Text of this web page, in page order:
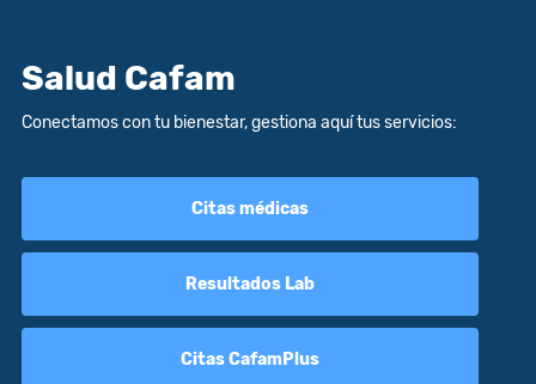
Salud Cafam
Conectamos con tu bienestar, gestiona aquí tus servicios:
Citas médicas
Resultados Lab
Citas CafamPlus